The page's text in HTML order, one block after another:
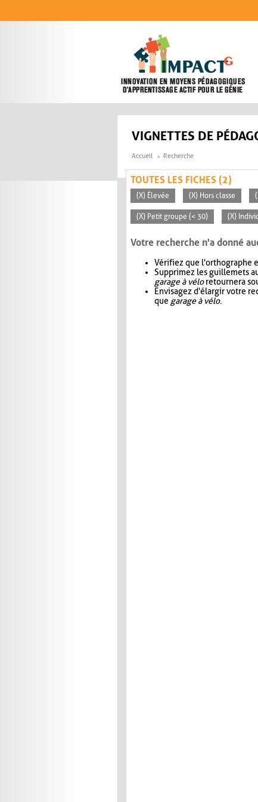
VIGNETTES DE
Accueil Recherche
TOUTES LES FICHES (2)
(X) Élevée (X) Hors classe
(X) Petit groupe (< 30) (X)
Votre recherche n'a donné
Vérifiez que l'orthographe
Supprimez les guillemets
garage à véloretournera
Envisagez d'élargir votre
que garage à vélo.